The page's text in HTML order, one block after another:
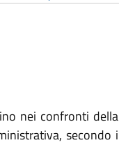
nei confronti della
secondo i